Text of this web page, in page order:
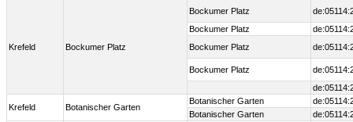
Krefeld Bockumer Platz
Bockumer Platz
Bockumer Platz
Bockumer Platz
Bockumer Platz
Krefeld Botanischer Garten
Botanischer Garten
Botanischer Garten